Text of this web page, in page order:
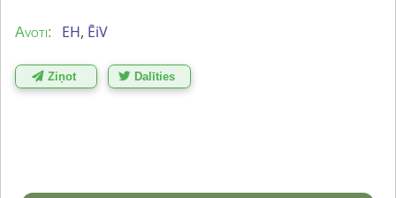
Avoti: EH, ĒiV
Ziņot Dalīties